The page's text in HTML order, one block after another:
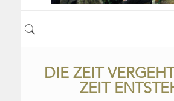
DIE ZEIT
ZEIT